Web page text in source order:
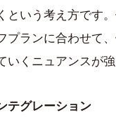
という考え方です
プランに合わせて
いくニュアンスが強
テグレーション